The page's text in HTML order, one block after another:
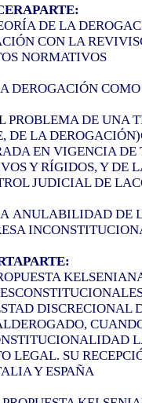
DE LA
CON LA
NORMATIVOS
DEROGACIÓN
PROBLEMA DE UNA
DE LA
EN VIGENCIA DE
Y RÍGIDOS, Y DE
JUDICIAL DE
ANULABILIDAD DE
DISCRECIONAL
LEGAL. SU
Y ESPAÑA